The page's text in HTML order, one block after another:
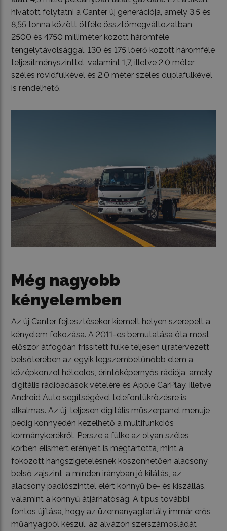
hivatott folytatni a Canter új generációja, amely 3,5 és
8,55 tonna között ötféle össztömegváltozatban,
2500 és 4750 milliméter között háromféle
tengelytávolsággal, 130 és 175 lóerő között háromféle
teljesítményszinttel, valamint 1,7, illetve 2,0 méter
széles rövidfülkével és 2,0 méter széles duplafülkével
is rendelhető.
Még nagyobb
kényelemben
Az új Canter fejlesztésekor kiemelt helyen szerepelt a
kényelem fokozása. A 2011-es bemutatása óta most
először átfogóan frissített fülke teljesen újratervezett
belsőterében az egyik legszembetűnőbb elem a
középkonzol hétcolos, érintőképernyős rádiója, amely
digitális rádióadások vételére és Apple CarPlay, illetve
Android Auto segítségével telefontükrözésre is
alkalmas. Az új, teljesen digitális műszerpanel menüje
pedig könnyedén kezelhető a multifunkciós
kormánykerékről. Persze a fülke az olyan széles
körben elismert erényeit is megtartotta, mint a
fokozott hangszigetelésnek köszönhetően alacsony
belső zajszint, a minden irányban jó kilátás, az
alacsony padlószinttel elért könnyű be- és kiszállás,
valamint a könnyű átjárhatóság. A típus további
fontos újítása, hogy az üzemanyagtartály immár erős
műanyagból készül, az alvázon szerszámosládát